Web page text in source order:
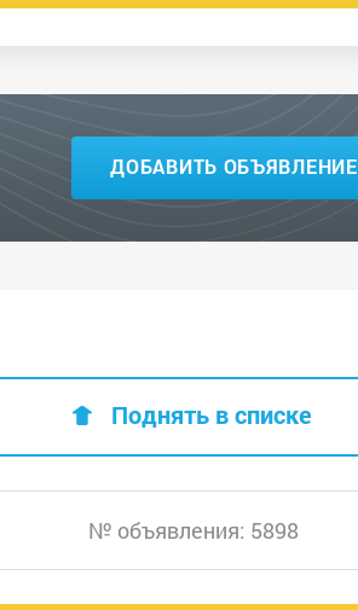
ДОБАВИТЬ ОБЪЯВЛЕНИЕ
Поднять в списке
№ объявления: 5898